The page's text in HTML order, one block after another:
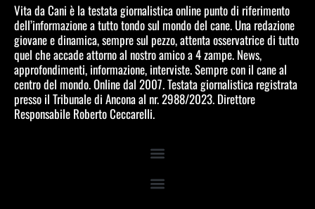
Vita da Cani è la testata giornalistica online punto di riferimento
dell’informazione a tutto tondo sul mondo del cane. Una redazione
giovane e dinamica, sempre sul pezzo, attenta osservatrice di tutto
quel che accade attorno al nostro amico a 4 zampe. News,
approfondimenti, informazione, interviste. Sempre con il cane al
centro del mondo. Online dal 2007. Testata giornalistica registrata
presso il Tribunale di Ancona al nr. 2988/2023. Direttore
Responsabile Roberto Ceccarelli.